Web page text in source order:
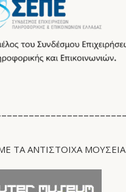
ΤΑ ΑΝΤΊΣΤΟΙΧΑ ΜΟΥΣΕΙΑ